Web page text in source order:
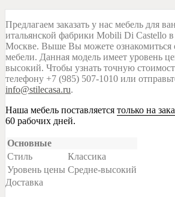
Предлагаем заказать у нас мебель для
итальянской фабрики Mobili Di Castello в
Москве. Выше Вы можете ознакомиться
мебели. Данная модель имеет уровень
высокий. Чтобы узнать точную
телефону +7 (985) 507-1010 или
info@stilecasa.ru.
Наша мебель поставляется только на
60 рабочих дней.
Основные
Стиль
Классика
Уровень цены Средне-высокий
Доставка